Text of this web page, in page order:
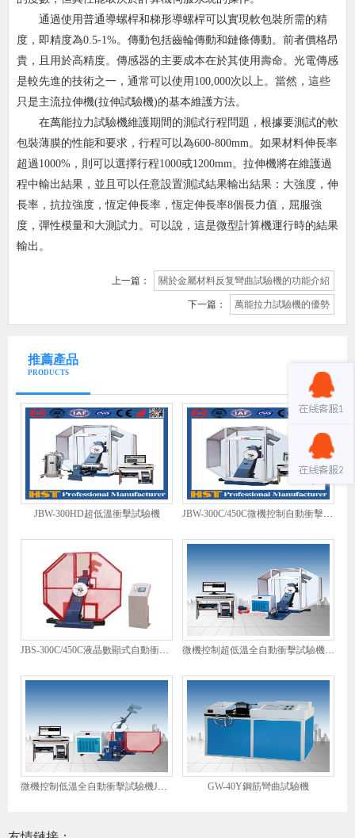
通過使用普通導螺桿和梯形導螺桿可以實現軟包裝所需的精
度，即精度為0.5-1%。傳動包括齒輪傳動和鏈條傳動。前者價格昂
貴，且用於高精度。傳感器的主要成本在於其使用壽命。光電傳感
是較先進的技術之一，通常可以使用100,000次以上。當然，這些
只是主流拉伸機(拉伸試驗機)的基本維護方法。
在萬能拉力試驗機維護期間的測試行程問題，根據要測試的軟
包裝薄膜的性能和要求，行程可以為600-800mm。如果材料伸長率
超過1000%，則可以選擇行程1000或1200mm。拉伸機將在維護過
程中輸出結果，並且可以任意設置測試結果輸出結果：大強度，伸
長率，抗拉強度，恆定伸長率，恆定伸長率8個長力值，屈服強
度，彈性模量和大測試力。可以說，這是微型計算機運行時的結果
輸出。
上一篇： 關於金屬材料反复彎曲試驗機的功能介紹
下一篇： 萬能拉力試驗機的優勢
推薦產品
PRODUCTS
JBW-300HD超低溫衝擊試驗機
GW-40Y鋼筋彎曲試驗機